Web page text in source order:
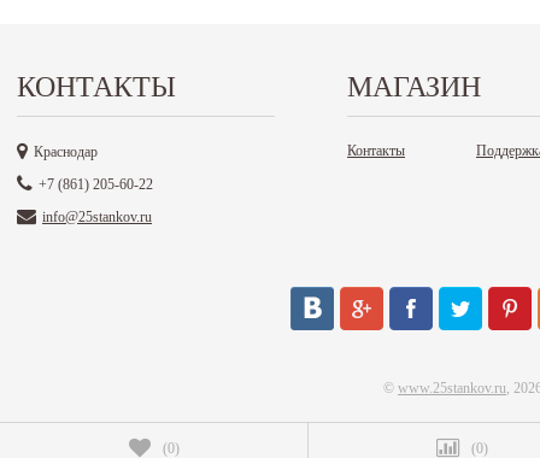
КОНТАКТЫ
Краснодар
+7 (861) 205-60-22
info@25stankov.ru
МАГАЗИН
Контакты
© www.25stankov.ru,
(0) (0)